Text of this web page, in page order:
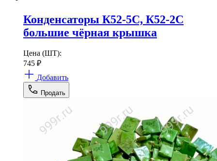
Конденсаторы К52-5С, К52-2С
большие чёрная крышка
Цена (ШТ):
745 ₽
Добавить
Продать